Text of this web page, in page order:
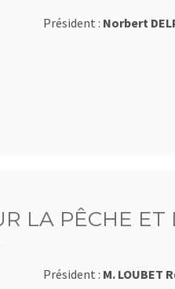
Président : Norbert
LA PÊCHE ET
Président : M. LOUBET